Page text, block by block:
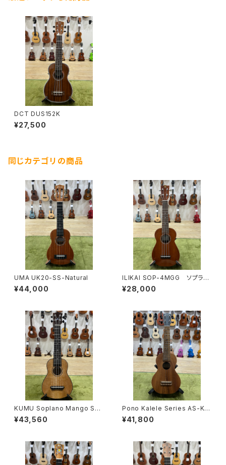
DCT DUS152K
¥27,500
同じカテゴリの商品
UMA UK20-SS-Natural
¥44,000
ILIKAI SOP-4MGG ソプラノ
マホガニー
¥28,000
KUMU Soplano Mango SQ
67
¥43,560
Pono Kalele Series AS-K S
olid Acacia Soprano
¥41,800